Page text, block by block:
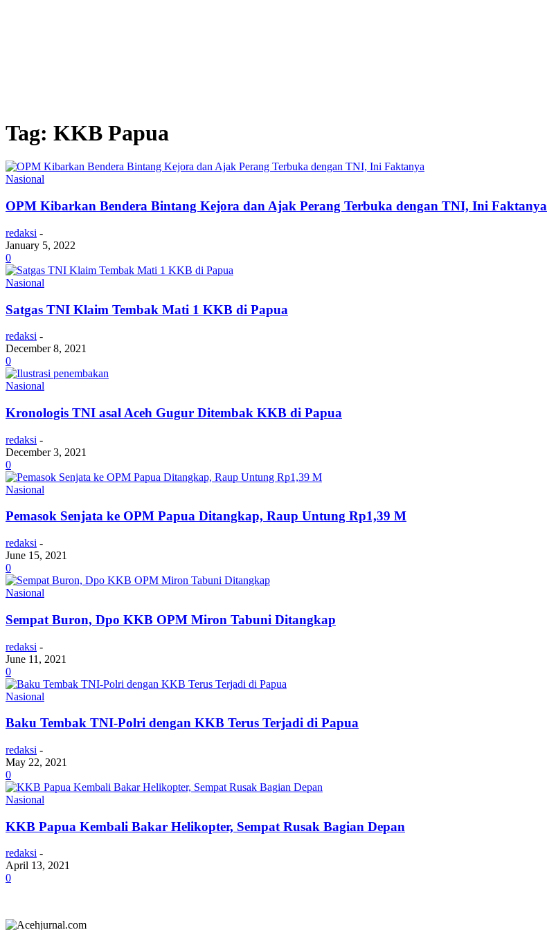
Tag: KKB Papua
Nasional
OPM Kibarkan Bendera Bintang Kejora dan Ajak Perang Terbuka dengan TNI, Ini Faktanya
redaksi -
January 5, 2022
0
Nasional
Satgas TNI Klaim Tembak Mati 1 KKB di Papua
redaksi -
December 8, 2021
0
Nasional
Kronologis TNI asal Aceh Gugur Ditembak KKB di Papua
redaksi -
December 3, 2021
0
Nasional
Pemasok Senjata ke OPM Papua Ditangkap, Raup Untung Rp1,39 M
redaksi -
June 15, 2021
0
Nasional
Sempat Buron, Dpo KKB OPM Miron Tabuni Ditangkap
redaksi -
June 11, 2021
0
Nasional
Baku Tembak TNI-Polri dengan KKB Terus Terjadi di Papua
redaksi -
May 22, 2021
0
Nasional
KKB Papua Kembali Bakar Helikopter, Sempat Rusak Bagian Depan
redaksi -
April 13, 2021
0